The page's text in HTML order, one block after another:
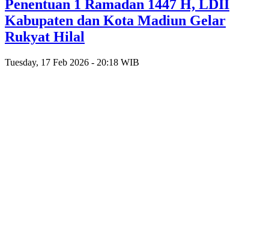
Penentuan 1 Ramadan 1447 H, LDII
Kabupaten dan Kota Madiun Gelar
Rukyat Hilal
Tuesday, 17 Feb 2026 - 20:18 WIB